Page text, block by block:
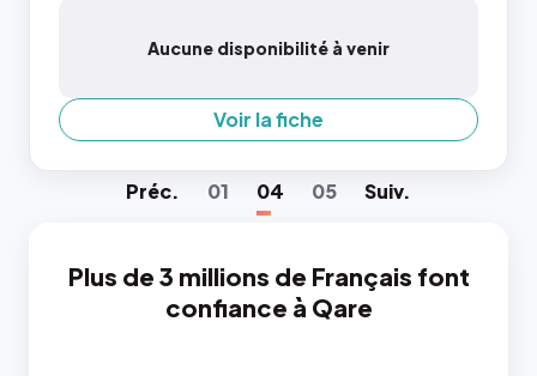
Aucune disponibilité à venir
Voir la fiche
Préc. 01 04 05 Suiv.
Plus de 3 millions de Français font
confiance à Qare